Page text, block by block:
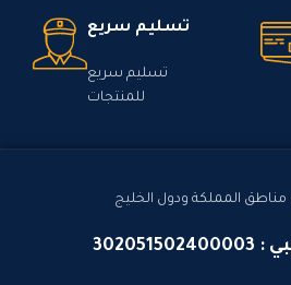
تسليم سريع
تسليم سريع
للمنتجات
المملكة ودول الخليج